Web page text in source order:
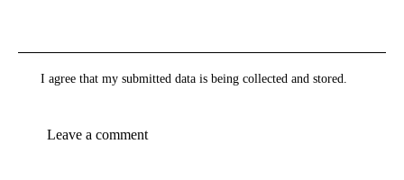
I agree that my submitted data is being collected and stored.